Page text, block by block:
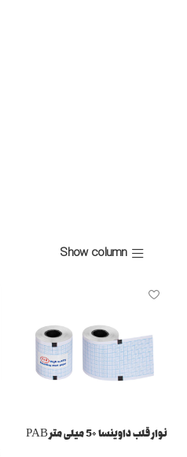
Show column
نوار قلب داوینسا 5۰ میلی متر PAB